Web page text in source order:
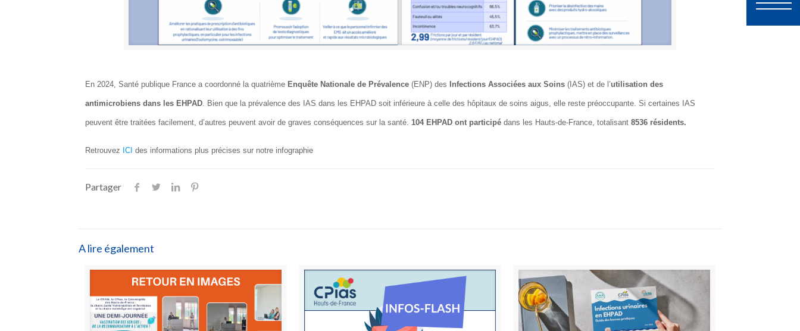
En 2024, Santé publique France a coordonné la quatrième Enquête Nationale de Prévalence(ENP) des Infections Associées aux Soins(IAS) et de l’utilisation des
antimicrobiens dans les EHPAD. Bien que la prévalence des IAS dans les EHPAD soit inférieure à celle des hôpitaux de soins aigus, elle reste préoccupante. Si certaines IAS
peuvent être traitées facilement, d’autres peuvent avoir de graves conséquences sur la santé. 104 EHPAD ont participédans les Hauts-de-France, totalisant 8536 résidents.
Retrouvez ICI des informations plus précises sur notre infographie
Partager
A lire également